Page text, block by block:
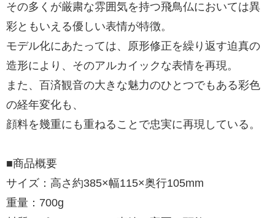
その多くが厳粛な雰囲気を持つ飛鳥仏においては異
彩ともいえる優しい表情が特徴。
モデル化にあたっては、原形修正を繰り返す迫真の
造形により、そのアルカイックな表情を再現。
また、百済観音の大きな魅力のひとつでもある彩色
の経年変化も、
顔料を幾重にも重ねることで忠実に再現している。
■商品概要
サイズ：高さ約385×幅115×奥行105mm
重量：700g